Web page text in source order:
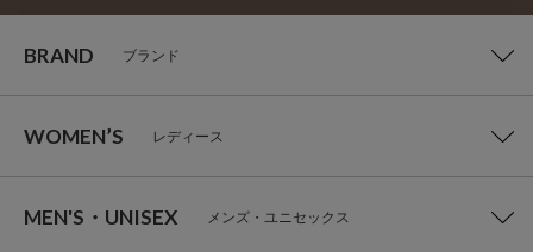
BRAND ブランド
WOMEN’S レディース
MEN'S・UNISEX メンズ・ユニセックス